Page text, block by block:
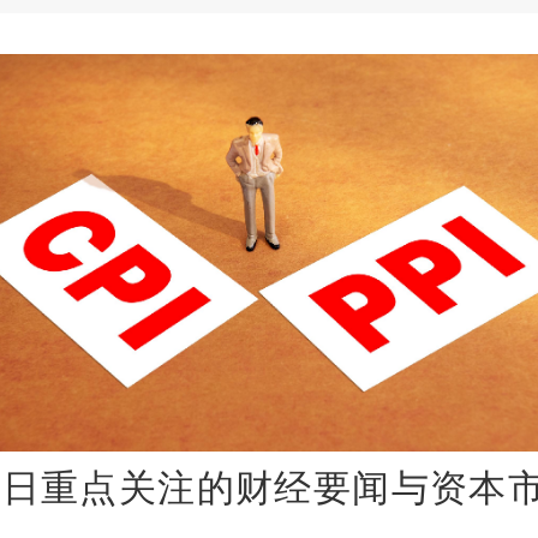
重点关注的财经要闻与资本